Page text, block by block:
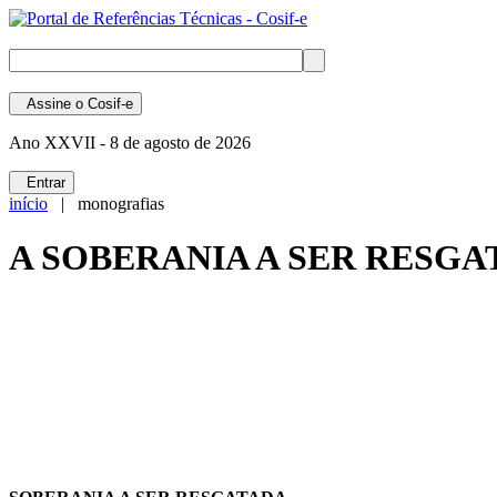
Assine o Cosif-e
Ano XXVII - 8 de agosto de 2026
Entrar
início | monografias
A SOBERANIA A SER